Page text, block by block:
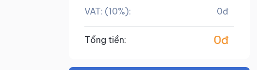
VAT: (10%):
0đ
Tổng tiền: 0đ